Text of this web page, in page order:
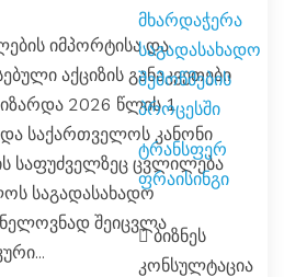
მხარდაჭერა
საგადასახადო
შემოწმების
პროცესში
ტრანსფერ
ფრაისინგი
ბიზნეს
კონსულტაცია
აქციზის განაკვეთები
2026 წლის 1
საქართველოს კანონი
საფუძველზეც ცვლილება
საგადასახადო
შეიცვლა